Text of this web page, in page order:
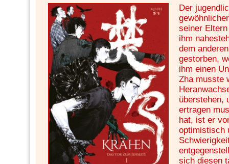
Der
seiner
ihm
dem
gestorben,
ihm einen
Zha musste
überstehen,
ertragen
hat, ist er
optimistisch
sich diesen